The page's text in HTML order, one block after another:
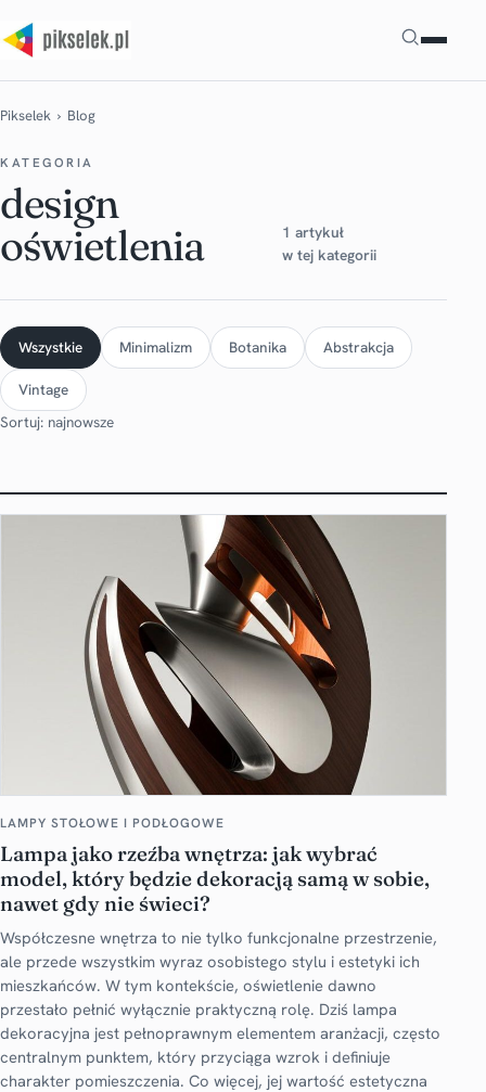
Szukaj
Pikselek › Blog
KATEGORIA
design
oświetlenia
1 artykuł
w tej kategorii
Wszystkie Minimalizm Botanika Abstrakcja
Vintage
Sortuj: najnowsze
LAMPY STOŁOWE I PODŁOGOWE
Lampa jako rzeźba wnętrza: jak wybrać
model, który będzie dekoracją samą w sobie,
nawet gdy nie świeci?
Współczesne wnętrza to nie tylko funkcjonalne przestrzenie,
ale przede wszystkim wyraz osobistego stylu i estetyki ich
mieszkańców. W tym kontekście, oświetlenie dawno
przestało pełnić wyłącznie praktyczną rolę. Dziś lampa
dekoracyjna jest pełnoprawnym elementem aranżacji, często
centralnym punktem, który przyciąga wzrok i definiuje
charakter pomieszczenia. Co więcej, jej wartość estetyczna